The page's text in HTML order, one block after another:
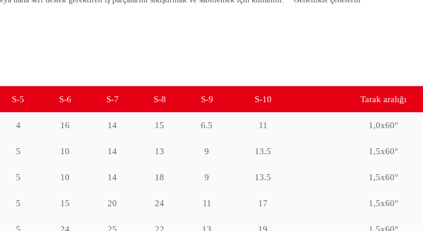
S-5 S-6 S-7 S-8 S-9 S-10 Tarak aralığı
4 16 14 15 6.5 11 1,0x60°
5 10 14 13 9 13.5 1,5x60°
5 10 14 18 9 13.5 1,5x60°
5 15 20 24 11 17 1,5x60°
5 24 25 22 13 19 1,5x60°